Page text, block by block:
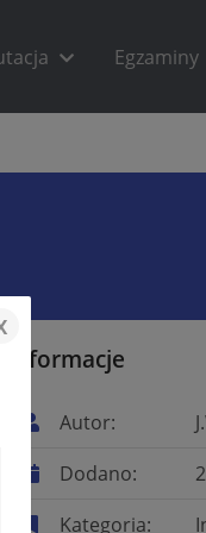
Egzaminy
Informacje
Autor:
Dodano:
Kategoria: